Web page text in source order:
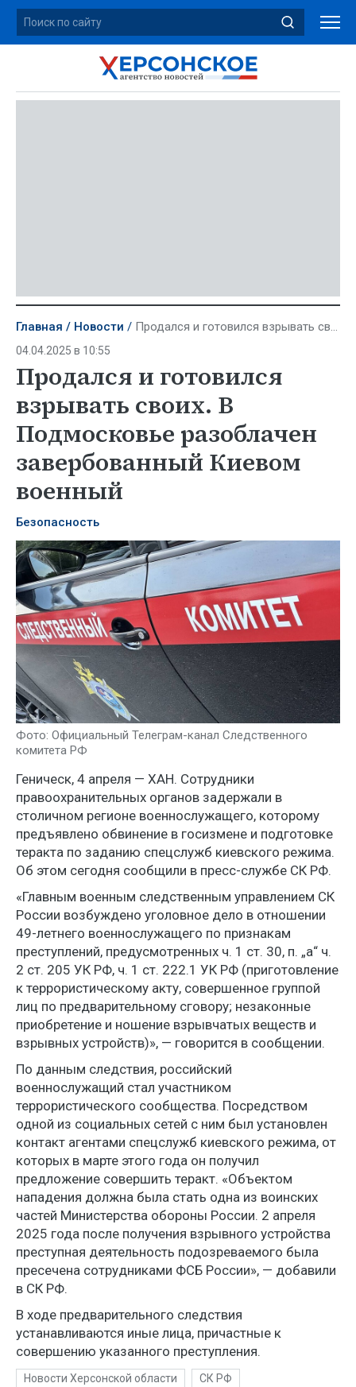
Главная Новости Продался и готовился взрывать своих. В Подмосковье разоблачен завербованный Киевом военный
04.04.2025 в 10:55
Продался и готовился
взрывать своих. В
Подмосковье разоблачен
завербованный Киевом
военный
Безопасность
Фото: Официальный Телеграм-канал Следственного
комитета РФ
Геническ, 4 апреля — ХАН. Сотрудники
правоохранительных органов задержали в
столичном регионе военнослужащего, которому
предъявлено обвинение в госизмене и подготовке
теракта по заданию спецслужб киевского режима.
Об этом сегодня сообщили в пресс-службе СК РФ.
«Главным военным следственным управлением СК
России возбуждено уголовное дело в отношении
49-летнего военнослужащего по признакам
преступлений, предусмотренных ч. 1 ст. 30, п. „а“ ч.
2 ст. 205 УК РФ, ч. 1 ст. 222.1 УК РФ (приготовление
к террористическому акту, совершенное группой
лиц по предварительному сговору; незаконные
приобретение и ношение взрывчатых веществ и
взрывных устройств)», — говорится в сообщении.
По данным следствия, российский
военнослужащий стал участником
террористического сообщества. Посредством
одной из социальных сетей с ним был установлен
контакт агентами спецслужб киевского режима, от
которых в марте этого года он получил
предложение совершить теракт. «Объектом
нападения должна была стать одна из воинских
частей Министерства обороны России. 2 апреля
2025 года после получения взрывного устройства
преступная деятельность подозреваемого была
пресечена сотрудниками ФСБ России», — добавили
в СК РФ.
В ходе предварительного следствия
устанавливаются иные лица, причастные к
совершению указанного преступления.
Новости Херсонской области СК РФ